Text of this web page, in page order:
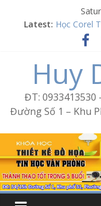
Latest:
Word
Học Corel
Cách tạo
Excel Bình
Huy
ĐT: 0933413530
Đường Số 1 – Khu